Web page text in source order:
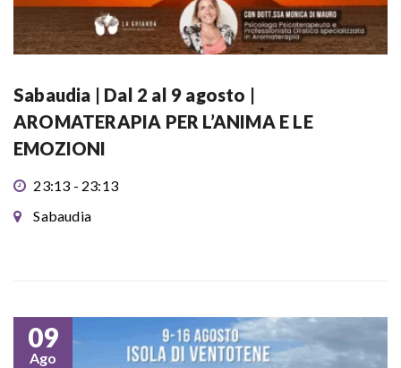
Sabaudia | Dal 2 al 9 agosto |
AROMATERAPIA PER L’ANIMA E LE
EMOZIONI
23:13 - 23:13
Sabaudia
09
Ago